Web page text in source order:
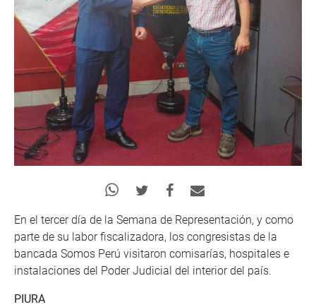
En el tercer día de la Semana de Representación, y como
parte de su labor fiscalizadora, los congresistas de la
bancada Somos Perú visitaron comisarías, hospitales e
instalaciones del Poder Judicial del interior del país.
PIURA